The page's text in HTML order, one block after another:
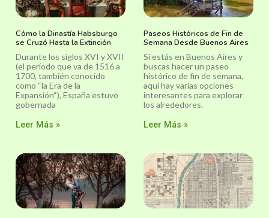
Cómo la Dinastía Habsburgo
se Cruzó Hasta la Extinción
Durante los siglos XVI y XVII
(el período que va de 1516 a
1700, también conocido
como “la Era de la
Expansión“), España estuvo
gobernada
Leer Más »
Paseos Históricos de Fin de
Semana Desde Buenos Aires
Si estás en Buenos Aires y
buscas hacer un paseo
histórico de fin de semana,
aquí hay varias opciones
interesantes para explorar
los alrededores.
Leer Más »